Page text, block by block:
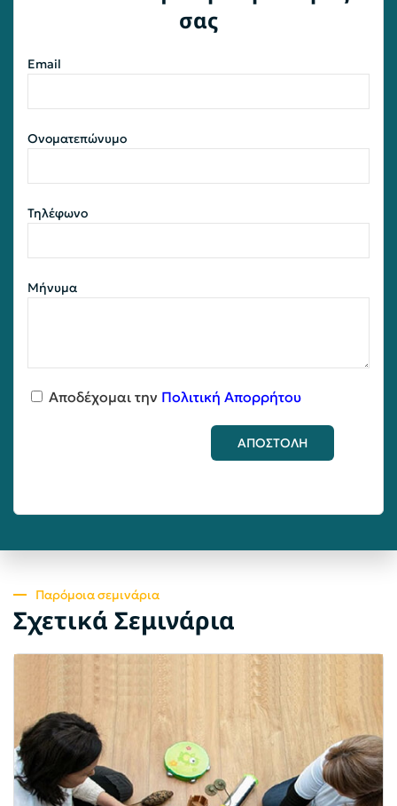
σας
Email
Ονοματεπώνυμο
Τηλέφωνο
Μήνυμα
Αποδέχομαι την Πολιτική Απορρήτου
ΑΠΟΣΤΟΛΗ
Παρόμοια σεμινάρια
Σχετικά Σεμινάρια